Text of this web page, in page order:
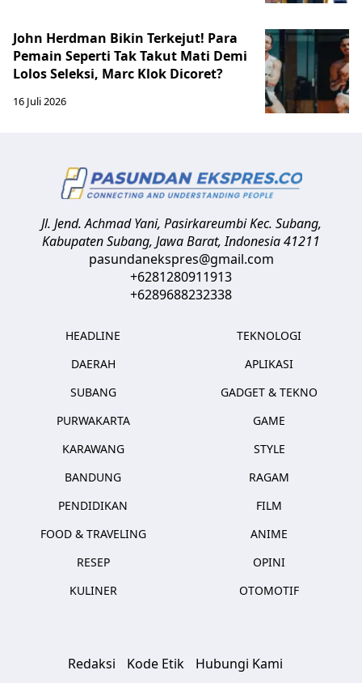
John Herdman Bikin Terkejut! Para
Pemain Seperti Tak Takut Mati Demi
Lolos Seleksi, Marc Klok Dicoret?
16 Juli 2026
Jl. Jend. Achmad Yani, Pasirkareumbi Kec. Subang,
Kabupaten Subang, Jawa Barat,Indonesia41211
pasundanekspres@gmail.com
+6281280911913
+6289688232338
HEADLINE
DAERAH
SUBANG
PURWAKARTA
KARAWANG
BANDUNG
PENDIDIKAN
FOOD & TRAVELING
RESEP
KULINER
TEKNOLOGI
APLIKASI
GADGET & TEKNO
GAME
STYLE
RAGAM
FILM
ANIME
OPINI
OTOMOTIF
Redaksi Kode Etik Hubungi Kami